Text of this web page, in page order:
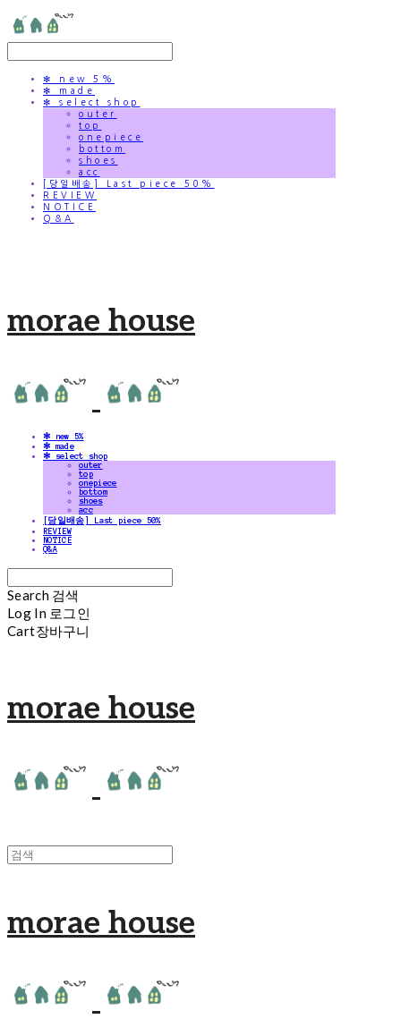
✻ new 5%
✻ made
✻ select shop
outer
top
onepiece
bottom
shoes
acc
[당일배송] Last piece 50%
REVIEW
NOTICE
Q&A
morae house
✻ new 5%
✻ made
✻ select shop
outer
top
onepiece
bottom
shoes
acc
[당일배송] Last piece 50%
REVIEW
NOTICE
Q&A
Search 검색
Log In 로그인
Cart장바구니
morae house
morae house